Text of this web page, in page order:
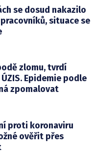
se dosud nakazilo
situace se
zlomu, tvrdí
Epidemie podle
zpomalovat
proti koronaviru
ověřit přes